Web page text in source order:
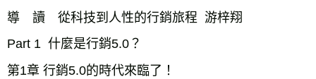
導　讀　從科技到人性的行銷旅程  游梓翔
Part 1  什麼是行銷5.0？
第1章 行銷5.0的時代來臨了！